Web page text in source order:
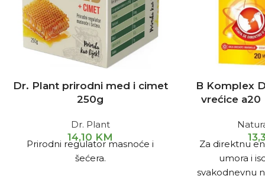
Dr. Plant prirodni med i cimet
250g
Dr. Plant
14,10 KM
Prirodni regulator masnoće i
šećera.
B Komplex
vrećice a20
Za direktnu
umora i
svakodnevnu